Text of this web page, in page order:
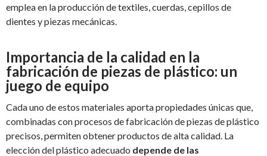
emplea en la producción de textiles, cuerdas, cepillos de
dientes y piezas mecánicas.
Importancia de la calidad en la
fabricación de piezas de plástico: un
juego de equipo
Cada uno de estos materiales aporta propiedades únicas que,
combinadas con procesos de fabricación de piezas de plástico
precisos, permiten obtener productos de alta calidad. La
elección del plástico adecuado depende de las